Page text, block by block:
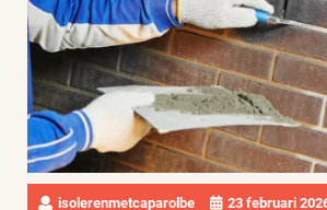
isolerenmetcaparolbe
23 februari